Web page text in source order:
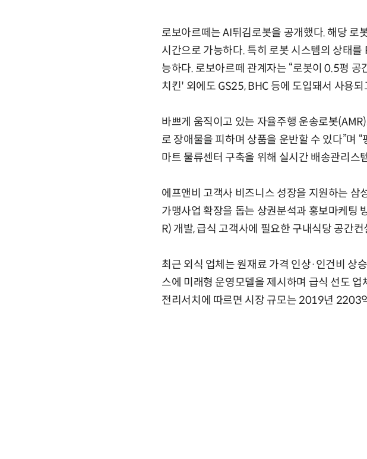
로보아르떼는 AI튀김로봇을 공개했다. 해당 로
시간으로 가능하다. 특히 로봇 시스템의 상태
능하다. 로보아르떼 관계자는 “로봇이 0.5평
치킨' 외에도 GS25, BHC 등에 도입돼서 사용되
바쁘게 움직이고 있는 자율주행 운송로봇
로 장애물을 피하며 상품을 운반할 수 있다”며
마트 물류센터 구축을 위해 실시간 배송관리
에프앤비 고객사 비즈니스 성장을 지원하는
가맹사업 확장을 돕는 상권분석과 홍보마케팅
R) 개발, 급식 고객사에 필요한 구내식당 공간
최근 외식 업체는 원재료 가격 인상·인건비 상
스에 미래형 운영모델을 제시하며 급식 선도
전리서치에 따르면 시장 규모는 2019년